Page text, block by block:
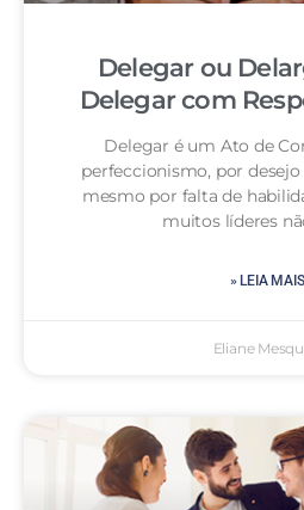
Delegar ou
Delegar com
Delegar é um Ato de
perfeccionismo, por
mesmo por falta de
muitos líderes
» LEIA MAIS
Eliane